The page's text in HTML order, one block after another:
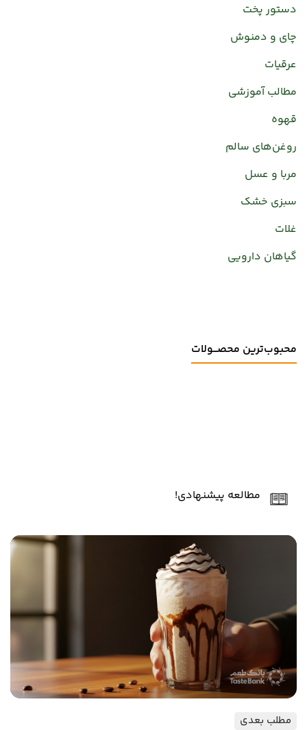
دستور پخت
چای و دمنوش
عرقیات
مطالب آموزشی
قهوه
روغن‌های سالم
مربا و عسل
سبزی خشک
غلات
گیاهان دارویی
محبوب‌ترین محصـــولات
مطالعه پیشنهادی!
مطلب بعدی